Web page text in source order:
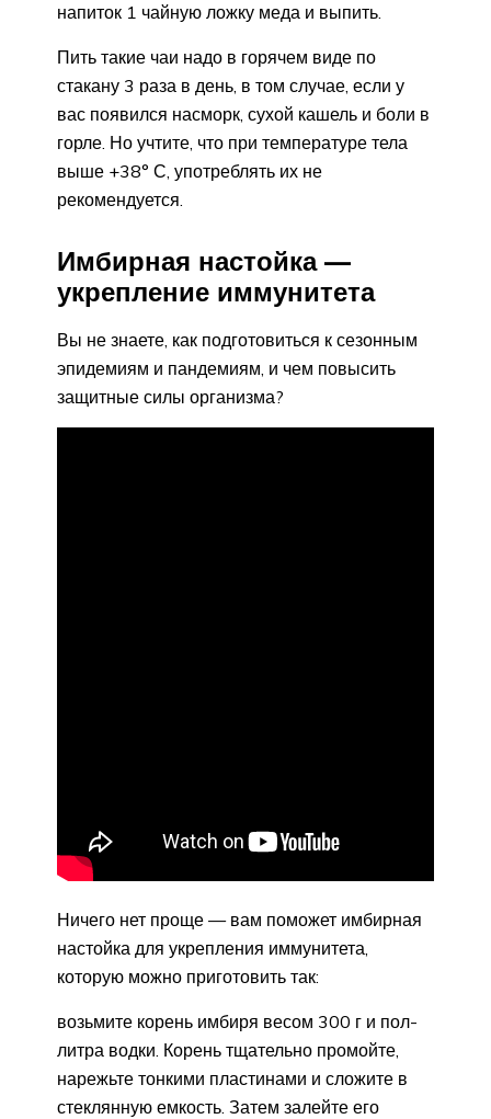
напиток 1 чайную ложку меда и выпить.
Пить такие чаи надо в горячем виде по
стакану 3 раза в день, в том случае, если у
вас появился насморк, сухой кашель и боли в
горле. Но учтите, что при температуре тела
выше +38° С, употреблять их не
рекомендуется.
Имбирная настойка —
укрепление иммунитета
Вы не знаете, как подготовиться к сезонным
эпидемиям и пандемиям, и чем повысить
защитные силы организма?
Ничего нет проще — вам поможет имбирная
настойка для укрепления иммунитета,
которую можно приготовить так:
возьмите корень имбиря весом 300 г и пол-
литра водки. Корень тщательно промойте,
нарежьте тонкими пластинами и сложите в
стеклянную емкость. Затем залейте его